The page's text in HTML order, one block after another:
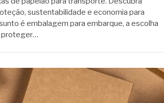
sustentabilidade e economia para
é embalagem para embarque, a escolha
proteger…